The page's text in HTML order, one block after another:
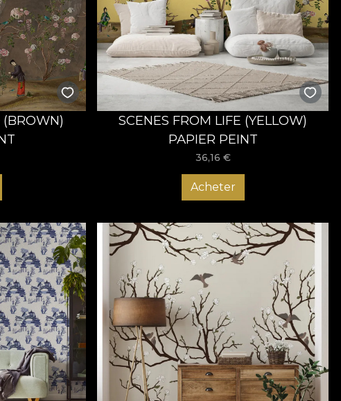
stilului de amenajare al spațiului tău, fie că este
există limite cu privire la posibilitățile de personalizare, iar
Mai mult, echipa noastră te poate îndruma în alegerea
care invită la socializare și relaxare. Acum este momentul
așa că descoperă colecțiile noastre!
(BROWN)
SCENES FROM LIFE (YELLOW)
PAPIER PEINT
36,16 €
Acheter